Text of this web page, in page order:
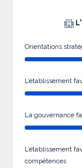
Orientations
L’établissement
La gouvernance
L’établissement
compétences